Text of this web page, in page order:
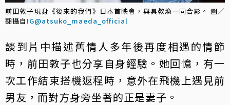
前田敦子現身《後來的我們》日本首映會，與具教煥一同合影。 圖／
翻攝自 IG@atsuko_maeda_official
談到片中描述舊情人多年後再度相遇的情節
時，前田敦子也分享自身經驗。她回憶，有一
次工作結束搭機返程時，意外在飛機上遇見前
男友，而對方身旁坐著的正是妻子。